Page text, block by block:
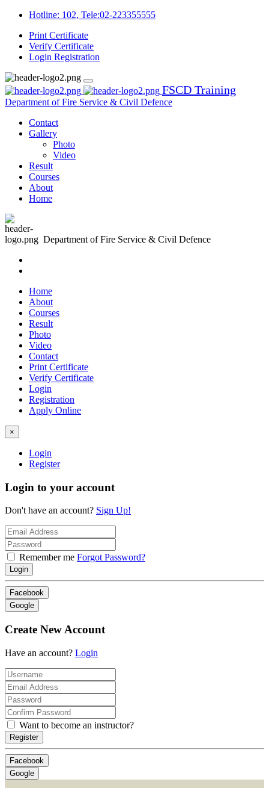
Hotline: 102, Tele:02-223355555
Print Certificate
Verify Certificate
Login Registration
FSCD Training
Department of Fire Service & Civil Defence
Contact
Gallery
Photo
Video
Result
Courses
About
Home
Department of Fire Service & Civil Defence
Home
About
Courses
Result
Photo
Video
Contact
Print Certificate
Verify Certificate
Login
Registration
Apply Online
×
Login
Register
Login to your account
Don't have an account? Sign Up!
Remember me Forgot Password?
Login
Facebook
Google
Create New Account
Have an account? Login
Want to become an instructor?
Register
Facebook
Google